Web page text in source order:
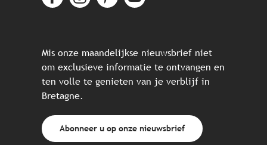
Mis onze maandelijkse nieuwsbrief niet
om exclusieve informatie te ontvangen en
ten volle te genieten van je verblijf in
Bretagne.
Abonneer u op onze nieuwsbrief